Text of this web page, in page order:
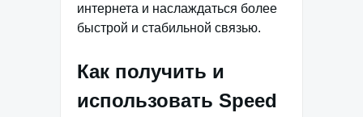
интернета и наслаждаться более
быстрой и стабильной связью.
Как получить и
использовать Speed